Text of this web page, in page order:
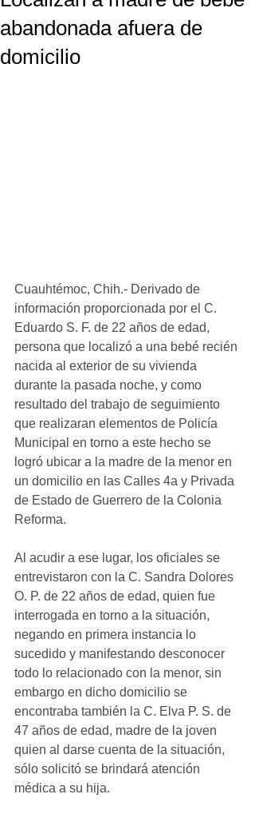
abandonada afuera de
domicilio
Cuauhtémoc, Chih.- Derivado de
información proporcionada por el C.
Eduardo S. F. de 22 años de edad,
persona que localizó a una bebé recién
nacida al exterior de su vivienda
durante la pasada noche, y como
resultado del trabajo de seguimiento
que realizaran elementos de Policía
Municipal en torno a este hecho se
logró ubicar a la madre de la menor en
un domicilio en las Calles 4a y Privada
de Estado de Guerrero de la Colonia
Reforma.
Al acudir a ese lugar, los oficiales se
entrevistaron con la C. Sandra Dolores
O. P. de 22 años de edad, quien fue
interrogada en torno a la situación,
negando en primera instancia lo
sucedido y manifestando desconocer
todo lo relacionado con la menor, sin
embargo en dicho domicilio se
encontraba también la C. Elva P. S. de
47 años de edad, madre de la joven
quien al darse cuenta de la situación,
sólo solicitó se brindará atención
médica a su hija.